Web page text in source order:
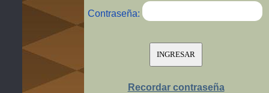
Contraseña:
Recordar contraseña